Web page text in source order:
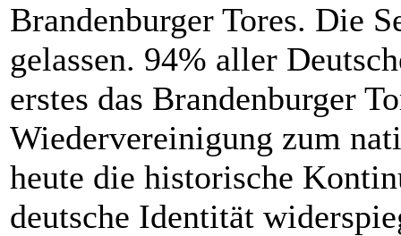
Brandenburger Tores. Die
gelassen. 94% aller
erstes das Brandenburger
Wiedervereinigung zum
heute die historische
deutsche Identität